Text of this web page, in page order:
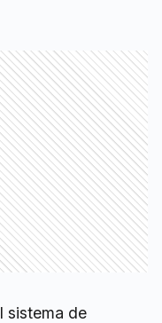
sistema de